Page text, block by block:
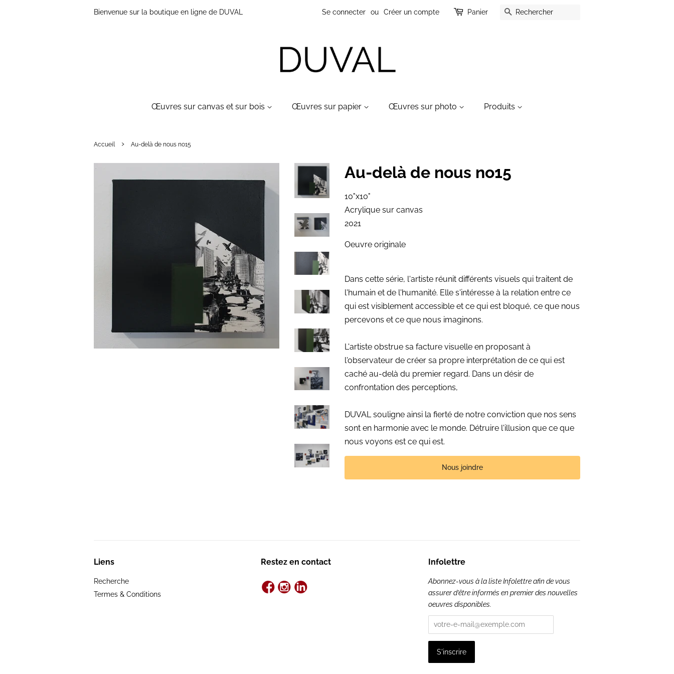
Bienvenue sur la boutique en ligne de DUVAL Se connecter ou Créer un compte Panier Recherche
Œuvres sur canvas et sur bois Œuvres sur papier Œuvres sur photo Produits
Accueil › Au-delà de nous no15
Au-delà de nous no15
10"x10"
Acrylique sur canvas
2021
Oeuvre originale
Dans cette série, l'artiste réunit différents visuels qui traitent de
l'humain et de l'humanité. Elle s'intéresse à la relation entre ce
qui est visiblement accessible et ce qui est bloqué, ce que nous
percevons et ce que nous imaginons.
L'artiste obstrue sa facture visuelle en proposant à
l'observateur de créer sa propre interprétation de ce qui est
caché au-delà du premier regard. Dans un désir de
confrontation des perceptions,
DUVAL souligne ainsi la fierté de notre conviction que nos sens
sont en harmonie avec le monde. Détruire l'illusion que ce que
nous voyons est ce qui est.
Nous joindre
Liens
Recherche
Termes & Conditions
Restez en contact Infolettre
Abonnez-vous à la liste Infolettre afin de vous
assurer d’être informés en premier des nouvelles
oeuvres disponibles.